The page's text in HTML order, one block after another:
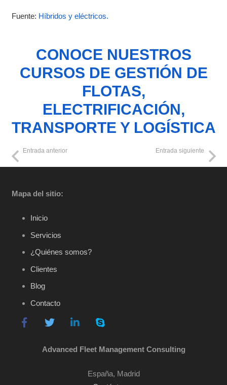
Fuente: Híbridos y eléctricos.
CONOCE NUESTROS
CURSOS DE GESTIÓN DE
FLOTAS,
ELECTRIFICACIÓN,
TRANSPORTE Y LOGÍSTICA
Entrada anterior Entrada siguiente
Mapa del sitio:
Inicio
Servicios
¿Quiénes somos?
Clientes
Blog
Contacto
Advanced Fleet Management Consulting
España, Madrid